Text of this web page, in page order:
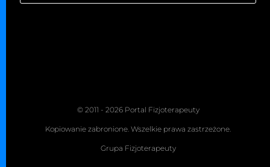
© 2011 - 2026 Portal Fizjoterapeuty
Kopiowanie zabronione. Wszelkie prawa zastrzeżone.
Grupa Fizjoterapeuty